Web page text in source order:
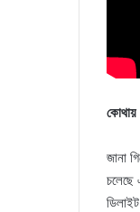
কোথায়
জানা
চলেছে